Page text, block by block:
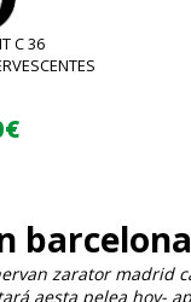
C 36
barcelona
zarator madrid
aesta pelea hoy-